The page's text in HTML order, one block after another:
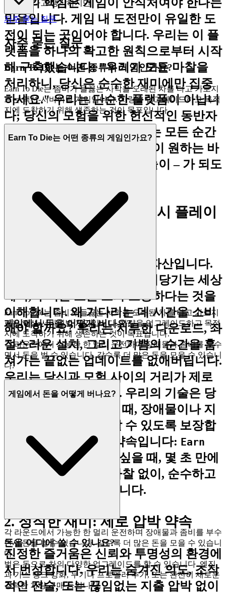
는 게 좋다고 생각하지만
우리의 핵심은 게임이 안식처여야 한다는
믿음입니다. 게임 내 도전만이 유일한 도
전이 되는 곳이어야 합니다. 우리는 이 플
랫폼을 하나의 확고한 원칙으로부터 시작
해 구축했습니다: "우리가 모든 마찰을
처리하니, 당신은 순수한 재미에만 집중
하세요." 우리는 단순한 플랫폼이 아닙니
다; 당신의 모험을 위한 헌신적인 동반자
이며, 당신이 우리와 함께하는 모든 순간
이 매끄럽고, 짜릿하며, 당신이 원하는 바
로 그 – 순수하고 변함없는 놀이 – 가 되도
1. 시간을 되찾으세요: 즉시 플레이
당신의 시간은 가장 소중한 자산입니다.
끊임없이 당신의 주의를 끌어당기는 세상
에서, 우리는 모든 초가 소중하다는 것을
이해합니다. 왜 기다리는 데 시간을 소비
해야 할까요? 우리는 지루한 다운로드, 좌
절스러운 설치, 그리고 기쁨의 순간을 훔
쳐가는 끝없는 업데이트를 없애버립니다.
우리는 당신과 모험 사이의 거리가 제로
여야 한다고 믿습니다. 우리의 기술은 당
신이 플레이를 선택할 때, 장애물이나 지
연 없이 즉시 플레이할 수 있도록 보장합
니다. 이것이 우리의 약속입니다: Earn
To Die를 플레이하고 싶을 때, 몇 초 만에
게임에 들어갑니다. 마찰 없이, 순수하고
즉각적인 재미만 있습니다.
2. 정직한 재미: 제로 압박 약속
진정한 즐거움은 신뢰와 투명성의 환경에
서 번성합니다. 우리는 숨겨진 의도, 조작
적인 전술, 또는 끊임없는 지출 압박 없이
자주 묻는 질문
자주 묻는 질문
Earn To Die는 어떤 종류의 게임인가요?
Earn To Die는 좀비가 들끓는 사막을 오래된 차를 타고 가로지
르는 액션-서바이벌 게임입니다. 차량을 업그레이드하고 목적
지에 도착하기 위해 생존하는 것이 목표입니다.
Earn To Die는 어떤 종류의 게임인가요?
Earn To Die는 좀비가 들끓는 사막을 오래된 차를 타고 가로지
르는 액션-서바이벌 게임입니다. 차량을 업그레이드하고 목적
지에 도착하기 위해 생존하는 것이 목표입니다.
게임에서 돈을 어떻게 버나요?
각 라운드에서 가능한 한 멀리 운전하며 장애물과 좀비를 부수
면서 돈을 벌 수 있습니다. 갈수록 더 많은 돈을 모을 수 있습니
다.
게임에서 돈을 어떻게 버나요?
각 라운드에서 가능한 한 멀리 운전하며 장애물과 좀비를 부수
면서 돈을 벌 수 있습니다. 갈수록 더 많은 돈을 모을 수 있습니
다.
돈을 어디에 쓸 수 있나요?
벌은 돈으로 차의 다양한 업그레이드를 할 수 있습니다. 엔진
과 가스 탱크 강화, 무기나 프로펠러 추가, 또는 완전히 새로운
강력한 차량 구매 등입니다.